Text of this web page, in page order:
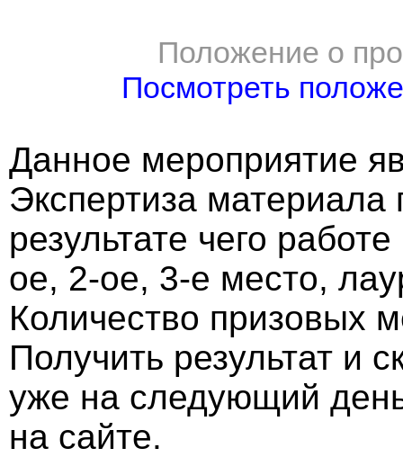
Положение о
Посмотреть
Данное мероприятие
Экспертиза
результате чего
ое, 2-ое, 3-е место,
Количество призовых
Получить результат и
уже на следующий
на сайте.